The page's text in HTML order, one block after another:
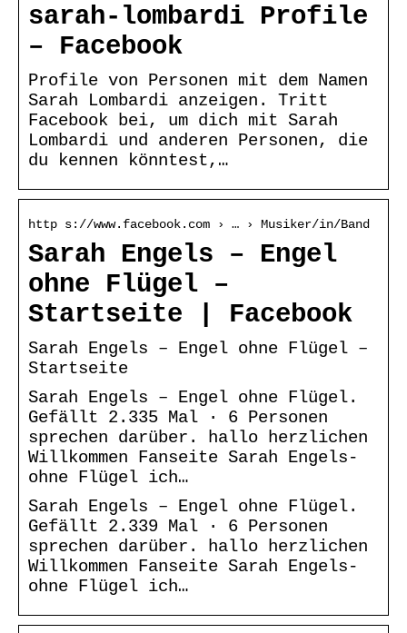
sarah-lombardi Profile
– Facebook
Profile von Personen mit dem Namen
Sarah Lombardi anzeigen. Tritt
Facebook bei, um dich mit Sarah
Lombardi und anderen Personen, die
du kennen könntest,…
http s://www.facebook.com › … › Musiker/in/Band
Sarah Engels – Engel
ohne Flügel –
Startseite | Facebook
Sarah Engels – Engel ohne Flügel –
Startseite
Sarah Engels – Engel ohne Flügel.
Gefällt 2.335 Mal · 6 Personen
sprechen darüber. hallo herzlichen
Willkommen Fanseite Sarah Engels-
ohne Flügel ich…
Sarah Engels – Engel ohne Flügel.
Gefällt 2.339 Mal · 6 Personen
sprechen darüber. hallo herzlichen
Willkommen Fanseite Sarah Engels-
ohne Flügel ich…